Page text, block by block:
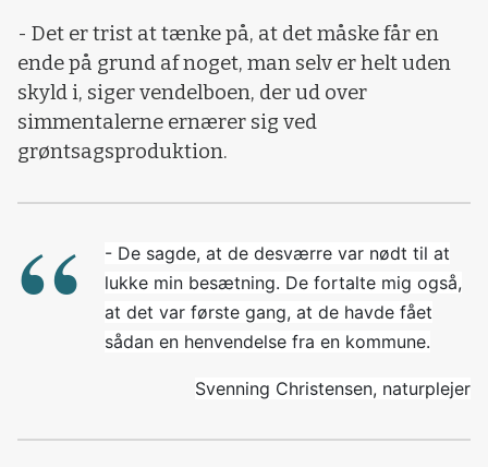
- Det er trist at tænke på, at det måske får en
ende på grund af noget, man selv er helt uden
skyld i, siger vendelboen, der ud over
simmentalerne ernærer sig ved
grøntsagsproduktion.
- De sagde, at de desværre var nødt til at
lukke min besætning. De fortalte mig også,
at det var første gang, at de havde fået
sådan en henvendelse fra en kommune.
Svenning Christensen, naturplejer